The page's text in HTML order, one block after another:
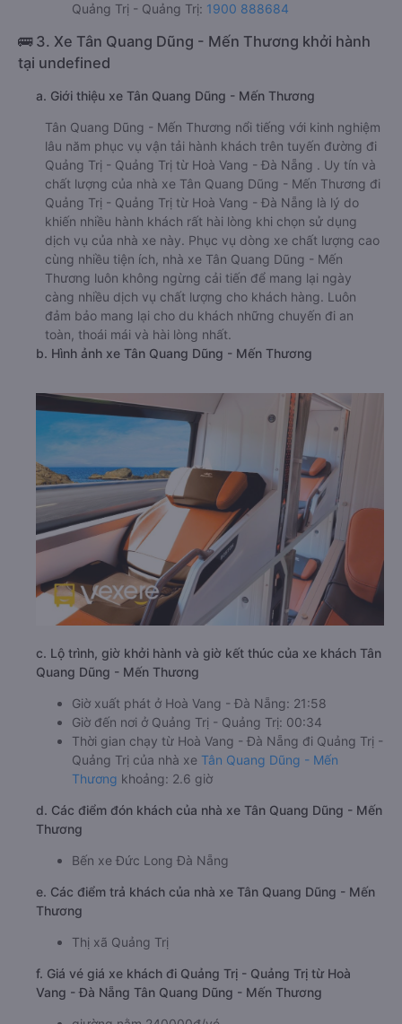
Quảng Trị - Quảng Trị: 1900 888684
🚌 3. Xe Tân Quang Dũng - Mến Thương khởi hành
tại undefined
a. Giới thiệu xe Tân Quang Dũng - Mến Thương
Tân Quang Dũng - Mến Thương nổi tiếng với kinh nghiệm
lâu năm phục vụ vận tải hành khách trên tuyến đường đi
Quảng Trị - Quảng Trị từ Hoà Vang - Đà Nẵng . Uy tín và
chất lượng của nhà xe Tân Quang Dũng - Mến Thương đi
Quảng Trị - Quảng Trị từ Hoà Vang - Đà Nẵng là lý do
khiến nhiều hành khách rất hài lòng khi chọn sử dụng
dịch vụ của nhà xe này. Phục vụ dòng xe chất lượng cao
cùng nhiều tiện ích, nhà xe Tân Quang Dũng - Mến
Thương luôn không ngừng cải tiến để mang lại ngày
càng nhiều dịch vụ chất lượng cho khách hàng. Luôn
đảm bảo mang lại cho du khách những chuyến đi an
toàn, thoái mái và hài lòng nhất.
b. Hình ảnh xe Tân Quang Dũng - Mến Thương
c. Lộ trình, giờ khởi hành và giờ kết thúc của xe khách Tân
Quang Dũng - Mến Thương
Giờ xuất phát ở Hoà Vang - Đà Nẵng: 21:58
Giờ đến nơi ở Quảng Trị - Quảng Trị: 00:34
Thời gian chạy từ Hoà Vang - Đà Nẵng đi Quảng Trị -
Quảng Trị của nhà xe Tân Quang Dũng - Mến
Thương khoảng: 2.6 giờ
d. Các điểm đón khách của nhà xe Tân Quang Dũng - Mến
Thương
Bến xe Đức Long Đà Nẵng
e. Các điểm trả khách của nhà xe Tân Quang Dũng - Mến
Thương
Thị xã Quảng Trị
f. Giá vé giá xe khách đi Quảng Trị - Quảng Trị từ Hoà
Vang - Đà Nẵng Tân Quang Dũng - Mến Thương